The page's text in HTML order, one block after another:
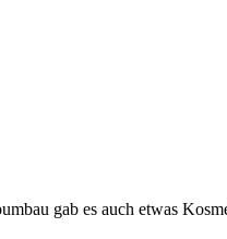
gab es auch etwas